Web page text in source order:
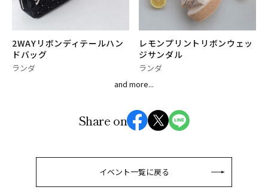
2WAYリボンディテールハン
ドバッグ
ランダ
レモンプリントリボンウェッ
ジサンダル
ランダ
and more...
Share on
イベント一覧に戻る